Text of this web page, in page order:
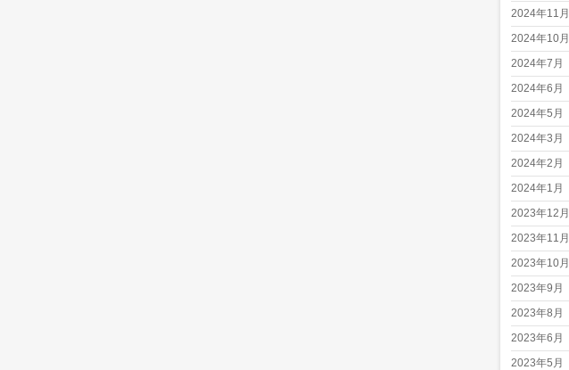
2024年11月
2024年10月
2024年7月
2024年6月
2024年5月
2024年3月
2024年2月
2024年1月
2023年12月
2023年11月
2023年10月
2023年9月
2023年8月
2023年6月
2023年5月